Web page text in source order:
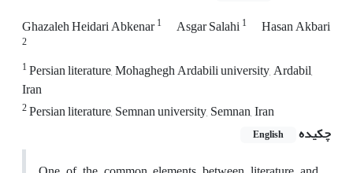
Ghazaleh Heidari Abkenar1 Asgar Salahi1 Hasan Akbari
2
1Persian literature, Mohaghegh Ardabili university, Ardabil,
Iran
2Persian literature, Semnan university, Semnan, Iran
چکیده
English